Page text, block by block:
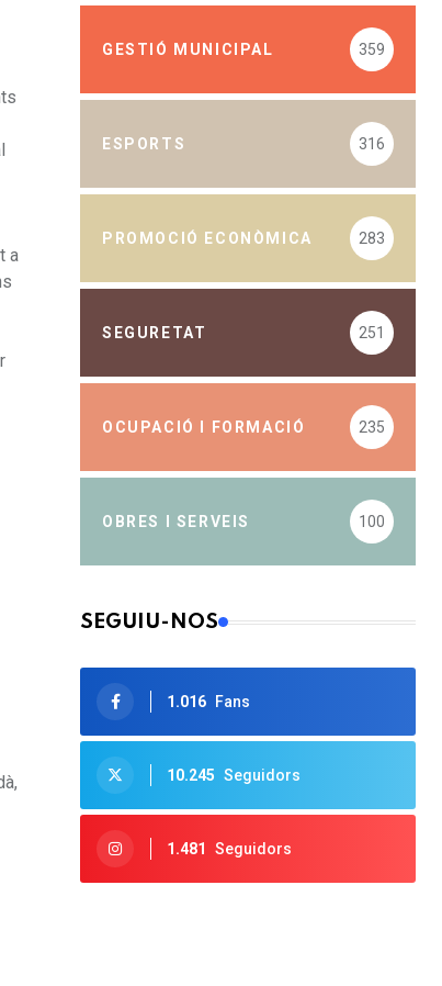
a
GESTIÓ MUNICIPAL 359
ESPORTS 316
PROMOCIÓ ECONÒMICA 283
SEGURETAT 251
OCUPACIÓ I FORMACIÓ 235
OBRES I SERVEIS 100
SEGUIU-NOS
1.016 Fans
10.245 Seguidors
1.481 Seguidors